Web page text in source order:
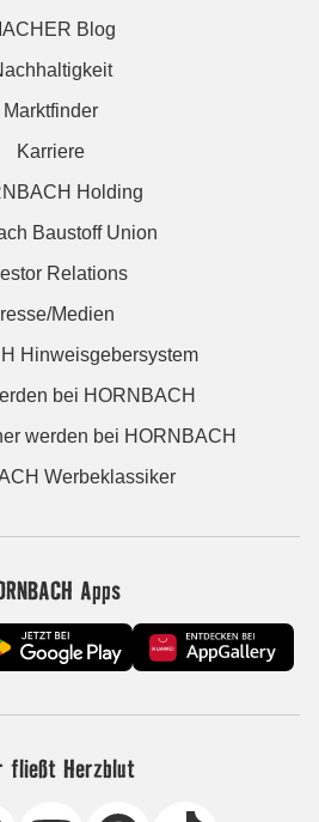
Blog
Marktfinder
Karriere
Holding
Baustoff Union
Relations
Medien
Hinweisgebersystem
bei HORNBACH
werden bei HORNBACH
Werbeklassiker
Apps
fließt Herzblut